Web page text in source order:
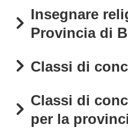
Insegnare
Provincia di
Classi di
Classi di
per la